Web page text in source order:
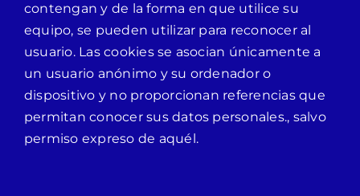
contengan y de la forma en que utilice su
equipo, se pueden utilizar para reconocer al
usuario. Las cookies se asocian únicamente a
un usuario anónimo y su ordenador o
dispositivo y no proporcionan referencias que
permitan conocer sus datos personales., salvo
permiso expreso de aquél.